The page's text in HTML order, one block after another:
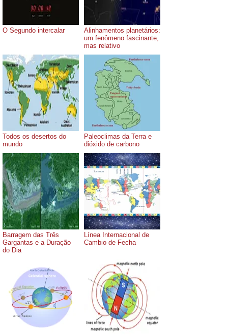
O Segundo intercalar
Alinhamentos planetários:
um fenômeno fascinante,
mas relativo
Todos os desertos do
mundo
Paleoclimas da Terra e
dióxido de carbono
Barragem das Três
Gargantas e a Duração
do Dia
Línea Internacional de
Cambio de Fecha